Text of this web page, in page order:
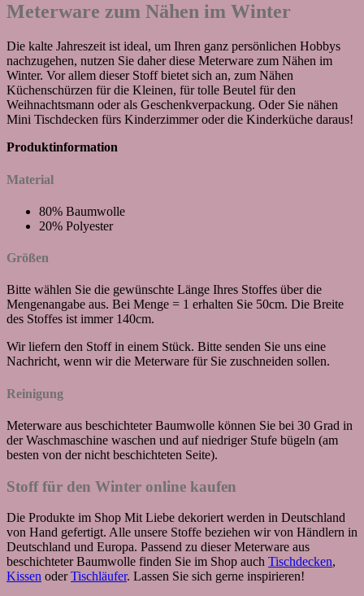
Meterware zum Nähen im Winter
Die kalte Jahreszeit ist ideal, um Ihren ganz persönlichen Hobbys
nachzugehen, nutzen Sie daher diese Meterware zum Nähen im
Winter. Vor allem dieser Stoff bietet sich an, zum Nähen
Küchenschürzen für die Kleinen, für tolle Beutel für den
Weihnachtsmann oder als Geschenkverpackung. Oder Sie nähen
Mini Tischdecken fürs Kinderzimmer oder die Kinderküche daraus!
Produktinformation
Material
80% Baumwolle
20% Polyester
Größen
Bitte wählen Sie die gewünschte Länge Ihres Stoffes über die
Mengenangabe aus. Bei Menge = 1 erhalten Sie 50cm. Die Breite
des Stoffes ist immer 140cm.
Wir liefern den Stoff in einem Stück. Bitte senden Sie uns eine
Nachricht, wenn wir die Meterware für Sie zuschneiden sollen.
Reinigung
Meterware aus beschichteter Baumwolle können Sie bei 30 Grad in
der Waschmaschine waschen und auf niedriger Stufe bügeln (am
besten von der nicht beschichteten Seite).
Stoff für den Winter online kaufen
Die Produkte im Shop Mit Liebe dekoriert werden in Deutschland
von Hand gefertigt. Alle unsere Stoffe beziehen wir von Händlern in
Deutschland und Europa. Passend zu dieser Meterware aus
beschichteter Baumwolle finden Sie im Shop auch Tischdecken,
Kissen oderTischläufer. Lassen Sie sich gerne inspirieren!